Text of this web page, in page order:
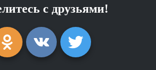
с друзьями!